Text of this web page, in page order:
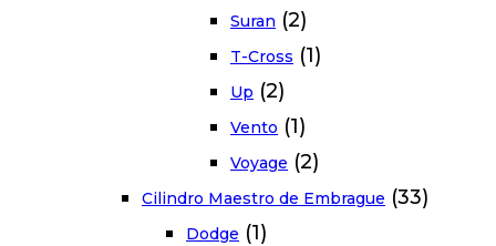
Suran (2)
T-Cross (1)
Up (2)
Vento (1)
Voyage (2)
Cilindro Maestro de Embrague (33)
Dodge (1)